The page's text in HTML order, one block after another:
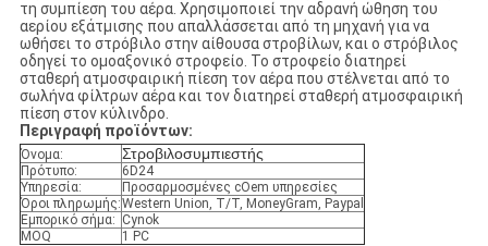
τη συμπίεση του αέρα. Χρησιμοποιεί την αδρανή ώθηση του
αερίου εξάτμισης που απαλλάσσεται από τη μηχανή για να
ωθήσει το στρόβιλο στην αίθουσα στροβίλων, και ο στρόβιλος
οδηγεί το ομοαξονικό στροφείο. Το στροφείο διατηρεί
σταθερή ατμοσφαιρική πίεση τον αέρα που στέλνεται από το
σωλήνα φίλτρων αέρα και τον διατηρεί σταθερή ατμοσφαιρική
πίεση στον κύλινδρο.
Περιγραφή προϊόντων:
Όνομα: Στροβιλοσυμπιεστής
Πρότυπο:
6D24
Υπηρεσία:
Προσαρμοσμένες cOem υπηρεσίες
Όροι πληρωμής:Western Union, T/T, MoneyGram, Paypal
Εμπορικό σήμα: Cynok
MOQ
1 PC